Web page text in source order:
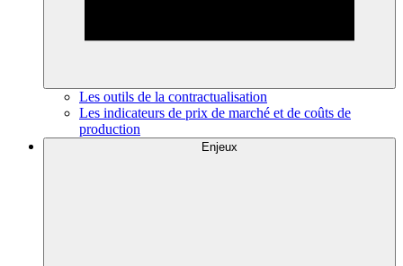
Les outils de la contractualisation
Les indicateurs de prix de marché et de coûts de
production
Enjeux